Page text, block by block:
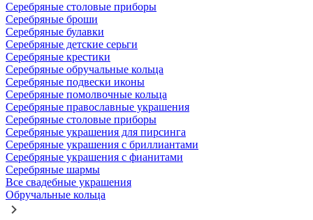
Серебряные столовые приборы
Серебряные броши
Серебряные булавки
Серебряные детские серьги
Серебряные крестики
Серебряные обручальные кольца
Серебряные подвески иконы
Серебряные помолвочные кольца
Серебряные православные украшения
Серебряные столовые приборы
Серебряные украшения для пирсинга
Серебряные украшения с бриллиантами
Серебряные украшения с фианитами
Серебряные шармы
Все свадебные украшения
Обручальные кольца